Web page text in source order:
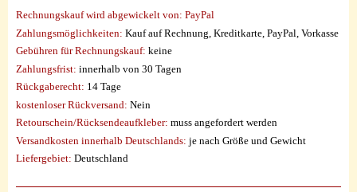
Rechnungskauf wird abgewickelt von: PayPal
Zahlungsmöglichkeiten: Kauf auf Rechnung, Kreditkarte, PayPal, Vorkasse
Gebühren für Rechnungskauf: keine
Zahlungsfrist: innerhalb von 30 Tagen
Rückgaberecht: 14 Tage
kostenloser Rückversand: Nein
Retourschein/Rücksendeaufkleber: muss angefordert werden
Versandkosten innerhalb Deutschlands: je nach Größe und Gewicht
Liefergebiet: Deutschland